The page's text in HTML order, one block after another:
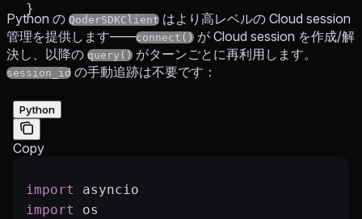
}
Python の QoderSDKClient はより高レベルの Cloud session
管理を提供します——connect() が Cloud session を作成/解
決し、以降の query() がターンごとに再利用します。
session_id の手動追跡は不要です：
Python
Copy
import
asyncio
import
os